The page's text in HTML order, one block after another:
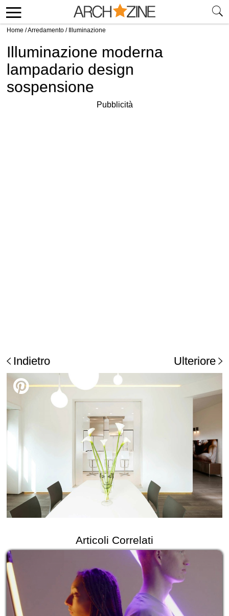
Home /Arredamento / Illuminazione
Illuminazione moderna
lampadario design
sospensione
Pubblicità
Indietro Ulteriore
Articoli Correlati